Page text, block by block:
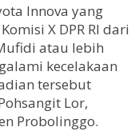
Innova yang
X DPR RI dari
atau lebih
kecelakaan
tersebut
Lor,
Probolinggo.